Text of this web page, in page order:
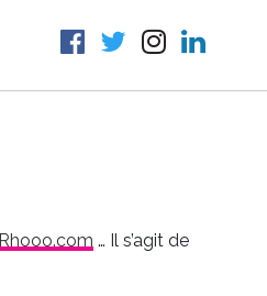
Rhooo.com … Il s’agit de